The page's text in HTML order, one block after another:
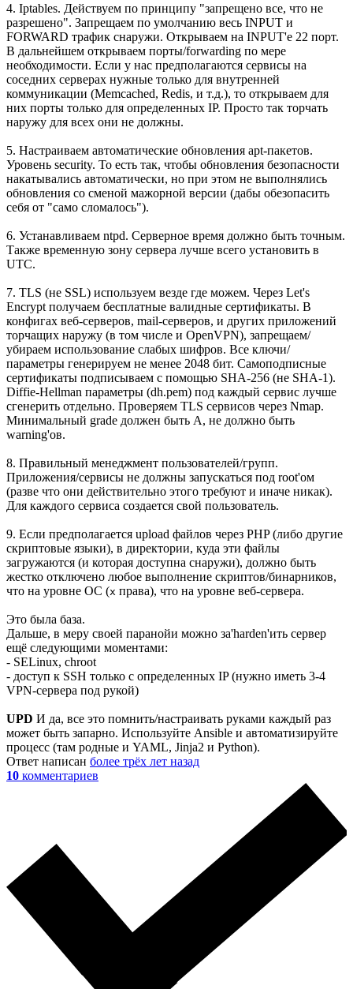
4. Iptables. Действуем по принципу "запрещено все, что не
разрешено". Запрещаем по умолчанию весь INPUT и
FORWARD трафик снаружи. Открываем на INPUT'е 22 порт.
В дальнейшем открываем порты/forwarding по мере
необходимости. Если у нас предполагаются сервисы на
соседних серверах нужные только для внутренней
коммуникации (Memcached, Redis, и т.д.), то открываем для
них порты только для определенных IP. Просто так торчать
наружу для всех они не должны.
5. Настраиваем автоматические обновления apt-пакетов.
Уровень security. То есть так, чтобы обновления безопасности
накатывались автоматически, но при этом не выполнялись
обновления со сменой мажорной версии (дабы обезопасить
себя от "само сломалось").
6. Устанавливаем ntpd. Серверное время должно быть точным.
Также временную зону сервера лучше всего установить в
UTC.
7. TLS (не SSL) используем везде где можем. Через Let's
Encrypt получаем бесплатные валидные сертификаты. В
конфигах веб-серверов, mail-серверов, и других приложений
торчащих наружу (в том числе и OpenVPN), запрещаем/
убираем использование слабых шифров. Все ключи/
параметры генерируем не менее 2048 бит. Самоподписные
сертификаты подписываем с помощью SHA-256 (не SHA-1).
Diffie-Hellman параметры (dh.pem) под каждый сервис лучше
сгенерить отдельно. Проверяем TLS сервисов через Nmap.
Минимальный grade должен быть A, не должно быть
warning'ов.
8. Правильный менеджмент пользователей/групп.
Приложения/сервисы не должны запускаться под root'ом
(разве что они действительно этого требуют и иначе никак).
Для каждого сервиса создается свой пользователь.
9. Если предполагается upload файлов через PHP (либо другие
скриптовые языки), в директории, куда эти файлы
загружаются (и которая доступна снаружи), должно быть
жестко отключено любое выполнение скриптов/бинарников,
что на уровне ОС (x права), что на уровне веб-сервера.
Это была база.
Дальше, в меру своей паранойи можно за'harden'ить сервер
ещё следующими моментами:
- SELinux, chroot
- доступ к SSH только с определенных IP (нужно иметь 3-4
VPN-сервера под рукой)
UPD И да, все это помнить/настраивать руками каждый раз
может быть запарно. Используйте Ansible и автоматизируйте
процесс (там родные и YAML, Jinja2 и Python).
Ответ написан более трёх лет назад
10 комментариев